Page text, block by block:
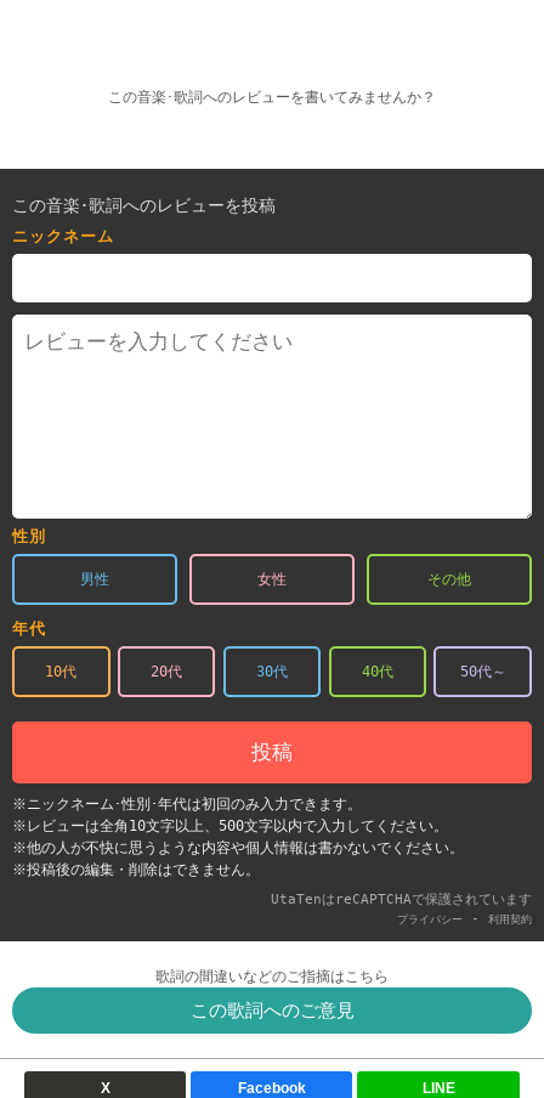
この音楽･歌詞へのレビューを書いてみませんか？
この音楽･歌詞へのレビューを投稿
ニックネーム
性別
男性 女性 その他
年代
10代 20代 30代 40代 50代～
投稿
※ニックネーム･性別･年代は初回のみ入力できます。
※レビューは全角10文字以上、500文字以内で入力してください。
※他の人が不快に思うような内容や個人情報は書かないでください。
※投稿後の編集・削除はできません。
UtaTenはreCAPTCHAで保護されています
プライバシー - 利用契約
歌詞の間違いなどのご指摘はこちら
この歌詞へのご意見
X Facebook LINE